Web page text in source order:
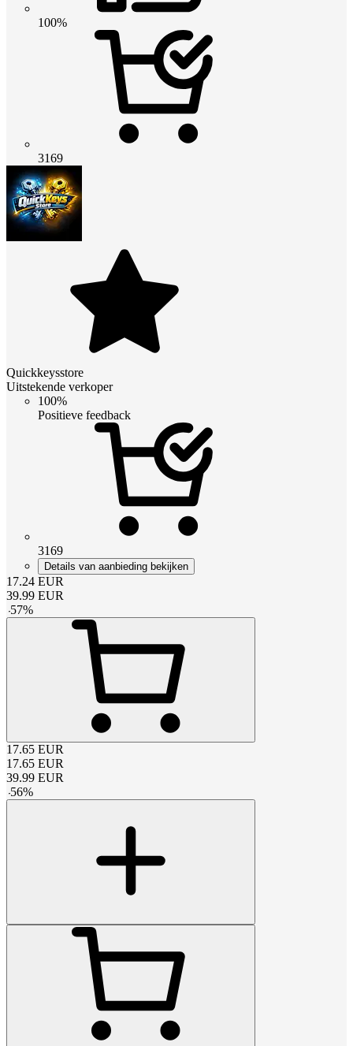
100%
3169
Quickkeysstore
Uitstekende verkoper
100%
Positieve feedback
3169
Details van aanbieding bekijken
17.24 EUR
39.99 EUR
-57%
17.65 EUR
17.65 EUR
39.99 EUR
-56%